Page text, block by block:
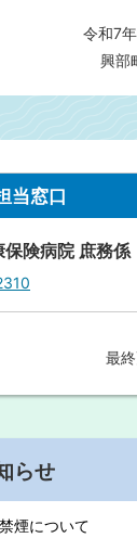
11月
興
当窓口
険病院 庶務係
最
らせ
煙について